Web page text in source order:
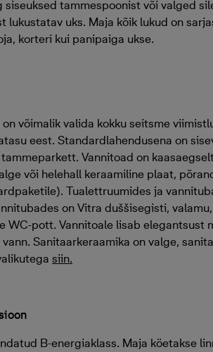
siseuksed tammespoonist või valged
lukustatav uks. Maja kõik lukud on
korteri kui panipaiga ukse.
võimalik valida kokku seitsme
eest. Standardlahendusena on
Vannitoad on
või helehall keraamiline plaat,
Tualettruumides ja
on Vitra duššisegisti,
WC-pott. Vannitoale lisab
Sanitaarkeraamika on valge,
siin.
B-energiaklass. Maja köetakse